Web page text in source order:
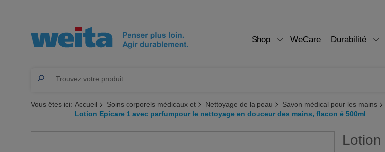
Shop WeCare Durabilité
Vous êtes ici: Accueil Soins corporels médicaux et Nettoyage de la peau
Savon médical pour les mains
Lotion Epicare 1 avec parfumpour le nettoyage en douceur des mains, flacon é 500ml